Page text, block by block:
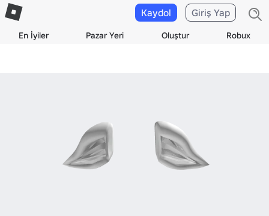
En İyiler Pazar Yeri Oluştur Robux
Kaydol Giriş Yap